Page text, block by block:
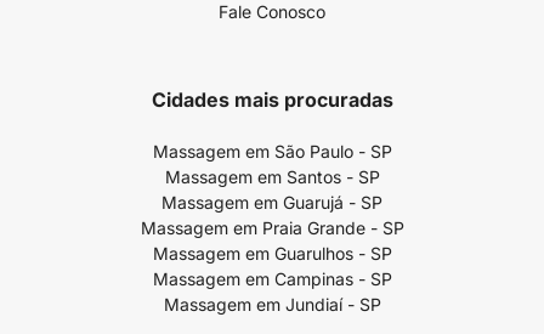
Fale Conosco
Cidades mais procuradas
Massagem em São Paulo - SP
Massagem em Santos - SP
Massagem em Guarujá - SP
Massagem em Praia Grande - SP
Massagem em Guarulhos - SP
Massagem em Campinas - SP
Massagem em Jundiaí - SP